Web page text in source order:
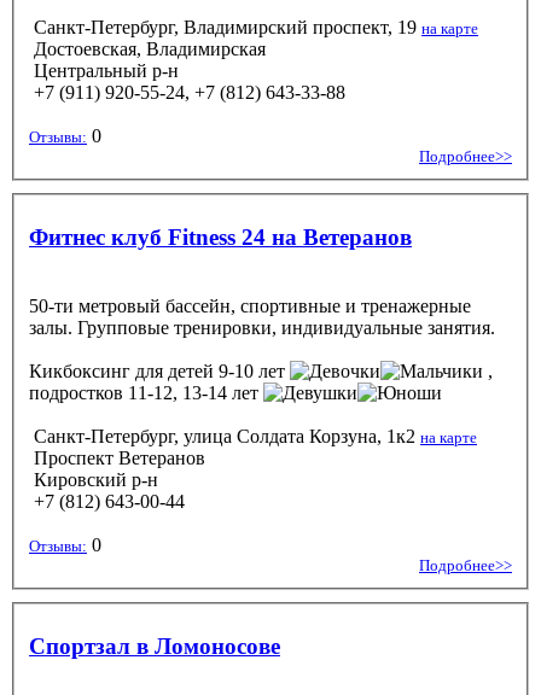
Санкт-Петербург, Владимирский проспект, 19 на карте
Достоевская, Владимирская
Центральный р-н
+7 (911) 920-55-24, +7 (812) 643-33-88
Отзывы: 0
Подробнее>>
Фитнес клуб Fitness 24 на Ветеранов
50-ти метровый бассейн, спортивные и тренажерные
залы. Групповые тренировки, индивидуальные занятия.
Кикбоксинг для детей 9-10 лет
,
подростков 11-12, 13-14 лет
Санкт-Петербург, улица Солдата Корзуна, 1к2 на карте
Проспект Ветеранов
Кировский р-н
+7 (812) 643-00-44
Отзывы: 0
Подробнее>>
Спортзал в Ломоносове